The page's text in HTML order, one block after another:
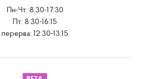
Пн-Чт: 8:30-17:30
Пт: 8:30-16:15
перерва: 12:30-13:15